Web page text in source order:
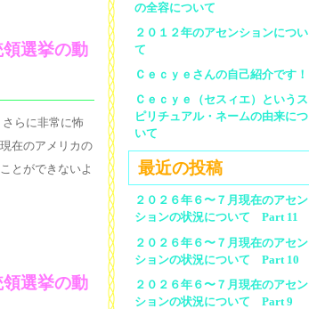
選挙の動
らに非常に怖
在のアメリカの
とができないよ
選挙の動
の全容について
２０１２年のアセンションについ
て
Ｃｅｃｙｅさんの自己紹介です！
Ｃｅｃｙｅ（セスィエ）というス
ピリチュアル・ネームの由来につ
いて
最近の投稿
２０２６年６〜７月現在のアセン
ションの状況について Part 11
２０２６年６〜７月現在のアセン
ションの状況について Part 10
２０２６年６〜７月現在のアセン
ションの状況について Part 9